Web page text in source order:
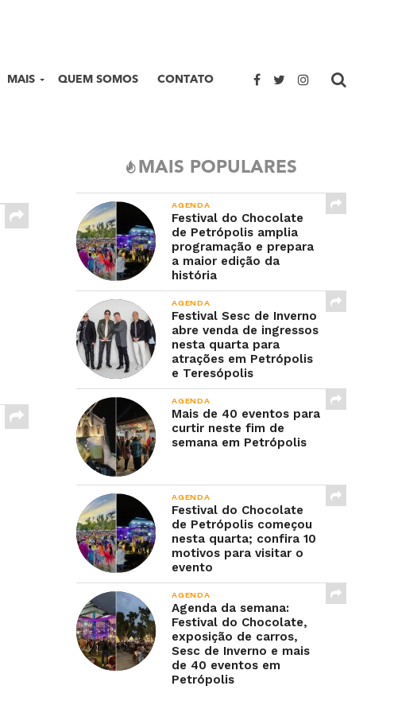
MAIS QUEM SOMOS CONTATO
MAIS POPULARES
AGENDA
Festival do Chocolate
de Petrópolis amplia
programação e prepara
a maior edição da
história
AGENDA
Festival Sesc de Inverno
abre venda de ingressos
nesta quarta para
atrações em Petrópolis
e Teresópolis
AGENDA
Mais de 40 eventos para
curtir neste fim de
semana em Petrópolis
AGENDA
Festival do Chocolate
de Petrópolis começou
nesta quarta; confira 10
motivos para visitar o
evento
AGENDA
Agenda da semana:
Festival do Chocolate,
exposição de carros,
Sesc de Inverno e mais
de 40 eventos em
Petrópolis